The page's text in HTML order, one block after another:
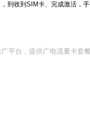
，到收到SIM卡、完成激活
平台，提供广电流量卡套